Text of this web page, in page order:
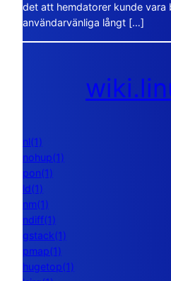
det att hemdatorer kunde vara
användarvänliga långt […]
nl(1)
nohup(1)
pon(1)
ld(1)
nm(1)
ndiff(1)
gstack(1)
pmap(1)
hugetop(1)